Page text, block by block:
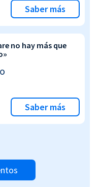
Saber más
no hay más que
Saber más